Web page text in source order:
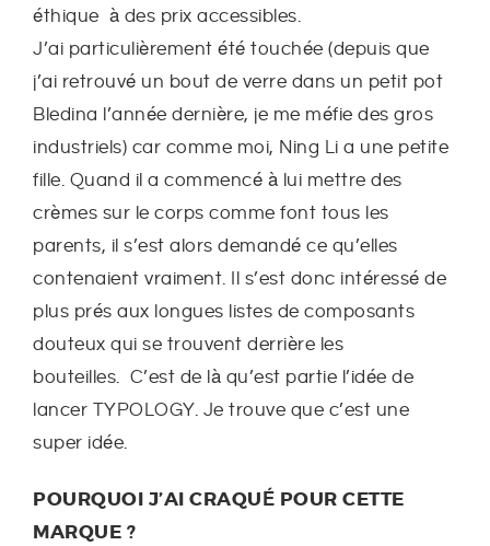
éthique à des prix accessibles.
J’ai particulièrement été touchée (depuis que
j’ai retrouvé un bout de verre dans un petit pot
Bledina l’année dernière, je me méfie des gros
industriels) car comme moi, Ning Li a une petite
fille. Quand il a commencé à lui mettre des
crèmes sur le corps comme font tous les
parents, il s’est alors demandé ce qu’elles
contenaient vraiment. Il s’est donc intéressé de
plus prés aux longues listes de composants
douteux qui se trouvent derrière les
bouteilles. C’est de là qu’est partie l’idée de
lancer TYPOLOGY. Je trouve que c’est une
super idée.
POURQUOI J’AI CRAQUÉ POUR CETTE
MARQUE ?